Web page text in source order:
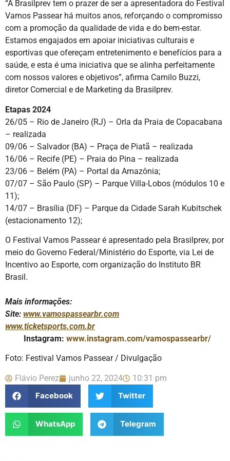
“A Brasilprev tem o prazer de ser a apresentadora do Festival
Vamos Passear há muitos anos, reforçando o compromisso
com a promoção da qualidade de vida e do bem-estar.
Estamos engajados em apoiar iniciativas culturais e
esportivas que ofereçam entretenimento e benefícios para a
saúde, e esta é uma iniciativa que se alinha perfeitamente
com nossos valores e objetivos”, afirma Camilo Buzzi,
diretor Comercial e de Marketing da Brasilprev.
Etapas 2024
26/05 – Rio de Janeiro (RJ) – Orla da Praia de Copacabana
– realizada
09/06 – Salvador (BA) – Praça de Piatã – realizada
16/06 – Recife (PE) – Praia do Pina – realizada
23/06 – Belém (PA) – Portal da Amazônia;
07/07 – São Paulo (SP) – Parque Villa-Lobos (módulos 10 e
11);
14/07 – Brasília (DF) – Parque da Cidade Sarah Kubitschek
(estacionamento 12);
O Festival Vamos Passear é apresentado pela Brasilprev, por
meio do Governo Federal/Ministério do Esporte, via Lei de
Incentivo ao Esporte, com organização do Instituto BR
Brasil.
Mais informações:
Site: www.vamospassearbr.com
www.ticketsports.com.br
Instagram: www.instagram.com/vamospassearbr/
Foto: Festival Vamos Passear / Divulgação
Flávio Perez junho 22, 2024
10:31 pm
Facebook
Twitter
WhatsApp Telegram